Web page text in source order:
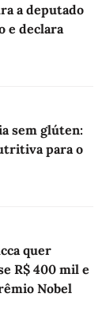
a deputado
e declara
sem glúten:
para o
quer
R$ 400 mil e
Nobel